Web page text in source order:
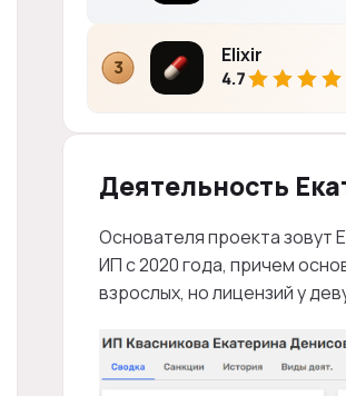
3
Elixir
4.7
Деятельность
Основателя проекта зовут
ИП с 2020 года, причем
взрослых, но лицензий у